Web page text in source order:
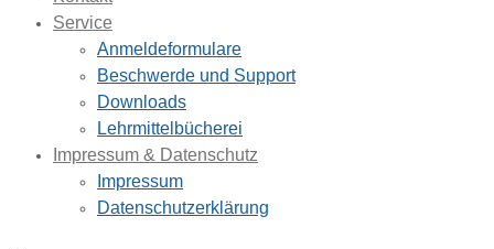
Service
Anmeldeformulare
Beschwerde und Support
Downloads
Lehrmittelbücherei
Impressum & Datenschutz
Impressum
Datenschutzerklärung